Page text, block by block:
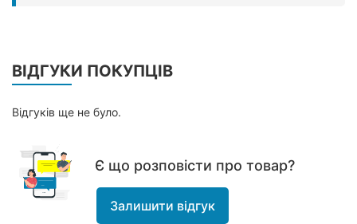
ВІДГУКИ ПОКУПЦІВ
Відгуків ще не було.
Є що розповісти про товар?
Залишити відгук